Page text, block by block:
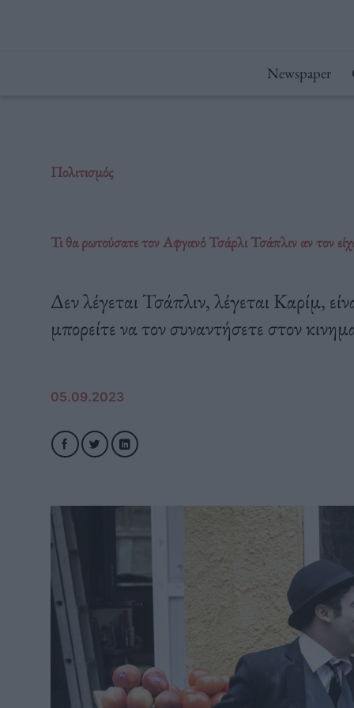
Newspaper
Πολιτισμός
Τι θα ρωτούσατε τον Αφγανό Τσάρλι Τσάπλιν αν τον
Δεν λέγεται Τσάπλιν, λέγεται Καρίμ,
μπορείτε να τον συναντήσετε στον
05.09.2023